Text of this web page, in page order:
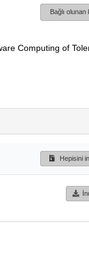
Bağlı
Computing of
Hepisini